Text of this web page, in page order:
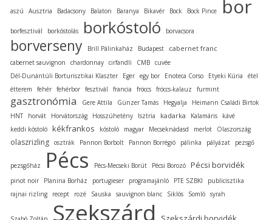
aszú Ausztria Badacsony Balaton Baranya Bikavér Bock Bock Pince bor
borfesztivál borkóstolás borkóstoló borvacsora
borverseny Brill Pálinkaház Budapest cabernet franc
cabernet sauvignon chardonnay cirfandli CMB cuvée
Dél-Dunántúli Borturisztikai Klaszter
Eger egy bor Enoteca Corso Etyeki Kúria
étel
étterem
fehér fehérbor fesztivál francia fröccs fröccs-kalauz furmint
gasztronómia Gere Attila Günzer Tamás Hegyalja
Heimann Családi Birtok
HNT
horvát Horvátország Hosszúhetény Isztria kadarka Kalamáris
kávé
keddi kóstoló kékfrankos kóstoló magyar Mecseknádasd merlot Olaszország
olaszrizling osztrák Pannon Borbolt Pannon Borrégió pálinka pályázat pezsgő
pezsgőház Pécs Pécs-Mecseki Borút Pécsi Borozó Pécsi borvidék
pinot noir Planina Borház portugieser programajánló PTE SZBKI
publicisztika
rajnai rizling
recept rozé Sauska sauvignon blanc Siklós Somló syrah
Szekszárd